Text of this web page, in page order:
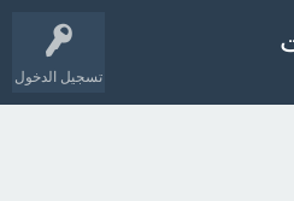
تسجيل الدخول